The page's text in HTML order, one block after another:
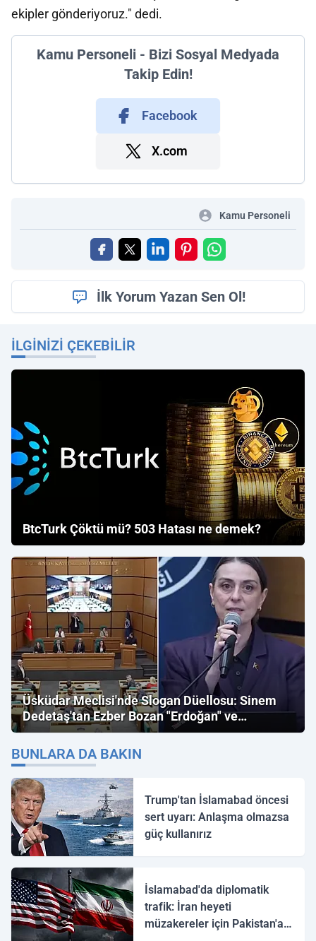
ekipler gönderiyoruz." dedi.
Kamu Personeli - Bizi Sosyal Medyada
Takip Edin!
Facebook
X.com
Kamu Personeli
İlk Yorum Yazan Sen Ol!
İLGINIZI ÇEKEBILIR
BtcTurk Çöktü mü? 503 Hatası ne demek?
Üsküdar Meclisi'nde Slogan Düellosu: Sinem
Dedetaş'tan Ezber Bozan "Erdoğan" ve
"İmamoğlu" Çıkışı!
BUNLARA DA BAKIN
Trump'tan İslamabad öncesi
sert uyarı: Anlaşma olmazsa
güç kullanırız
İslamabad'da diplomatik
trafik: İran heyeti
müzakereler için Pakistan'a